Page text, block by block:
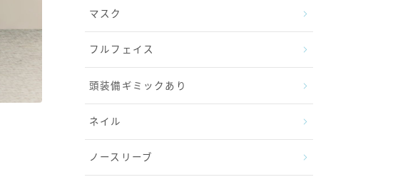
マスク
フルフェイス
頭装備ギミックあり
ネイル
ノースリーブ